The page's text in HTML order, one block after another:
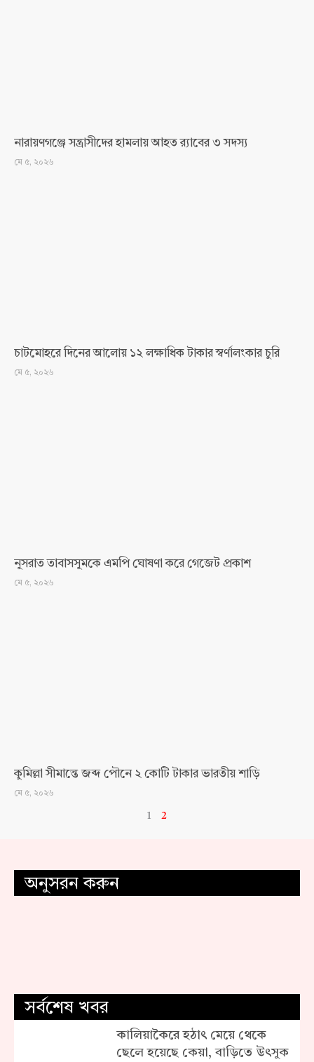
নারায়ণগঞ্জে সন্ত্রাসীদের হামলায় আহত র‍্যাবের ৩ সদস্য
মে ৫, ২০২৬
চাটমোহরে দিনের আলোয় ১২ লক্ষাধিক টাকার স্বর্ণালংকার চুরি
মে ৫, ২০২৬
নুসরাত তাবাসসুমকে এমপি ঘোষণা করে গেজেট প্রকাশ
মে ৫, ২০২৬
কুমিল্লা সীমান্তে জব্দ পৌনে ২ কোটি টাকার ভারতীয় শাড়ি
মে ৫, ২০২৬
1 2
অনুসরন করুন
সর্বশেষ খবর
কালিয়াকৈরে হঠাৎ মেয়ে থেকে
ছেলে হয়েছে কেয়া, বাড়িতে উৎসুক